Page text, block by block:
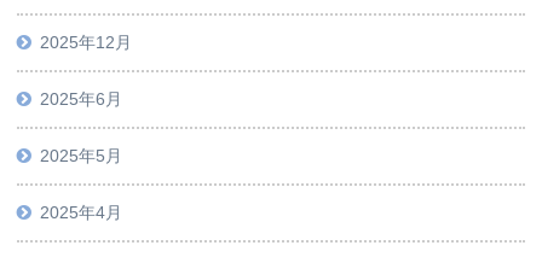
2025年12月
2025年6月
2025年5月
2025年4月